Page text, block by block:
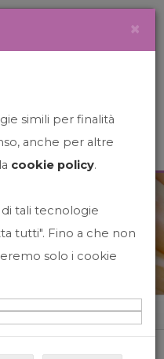
×
simili per finalità
anche per altre
cookie policy.
tali tecnologie
tutti". Fino a che non
solo i cookie